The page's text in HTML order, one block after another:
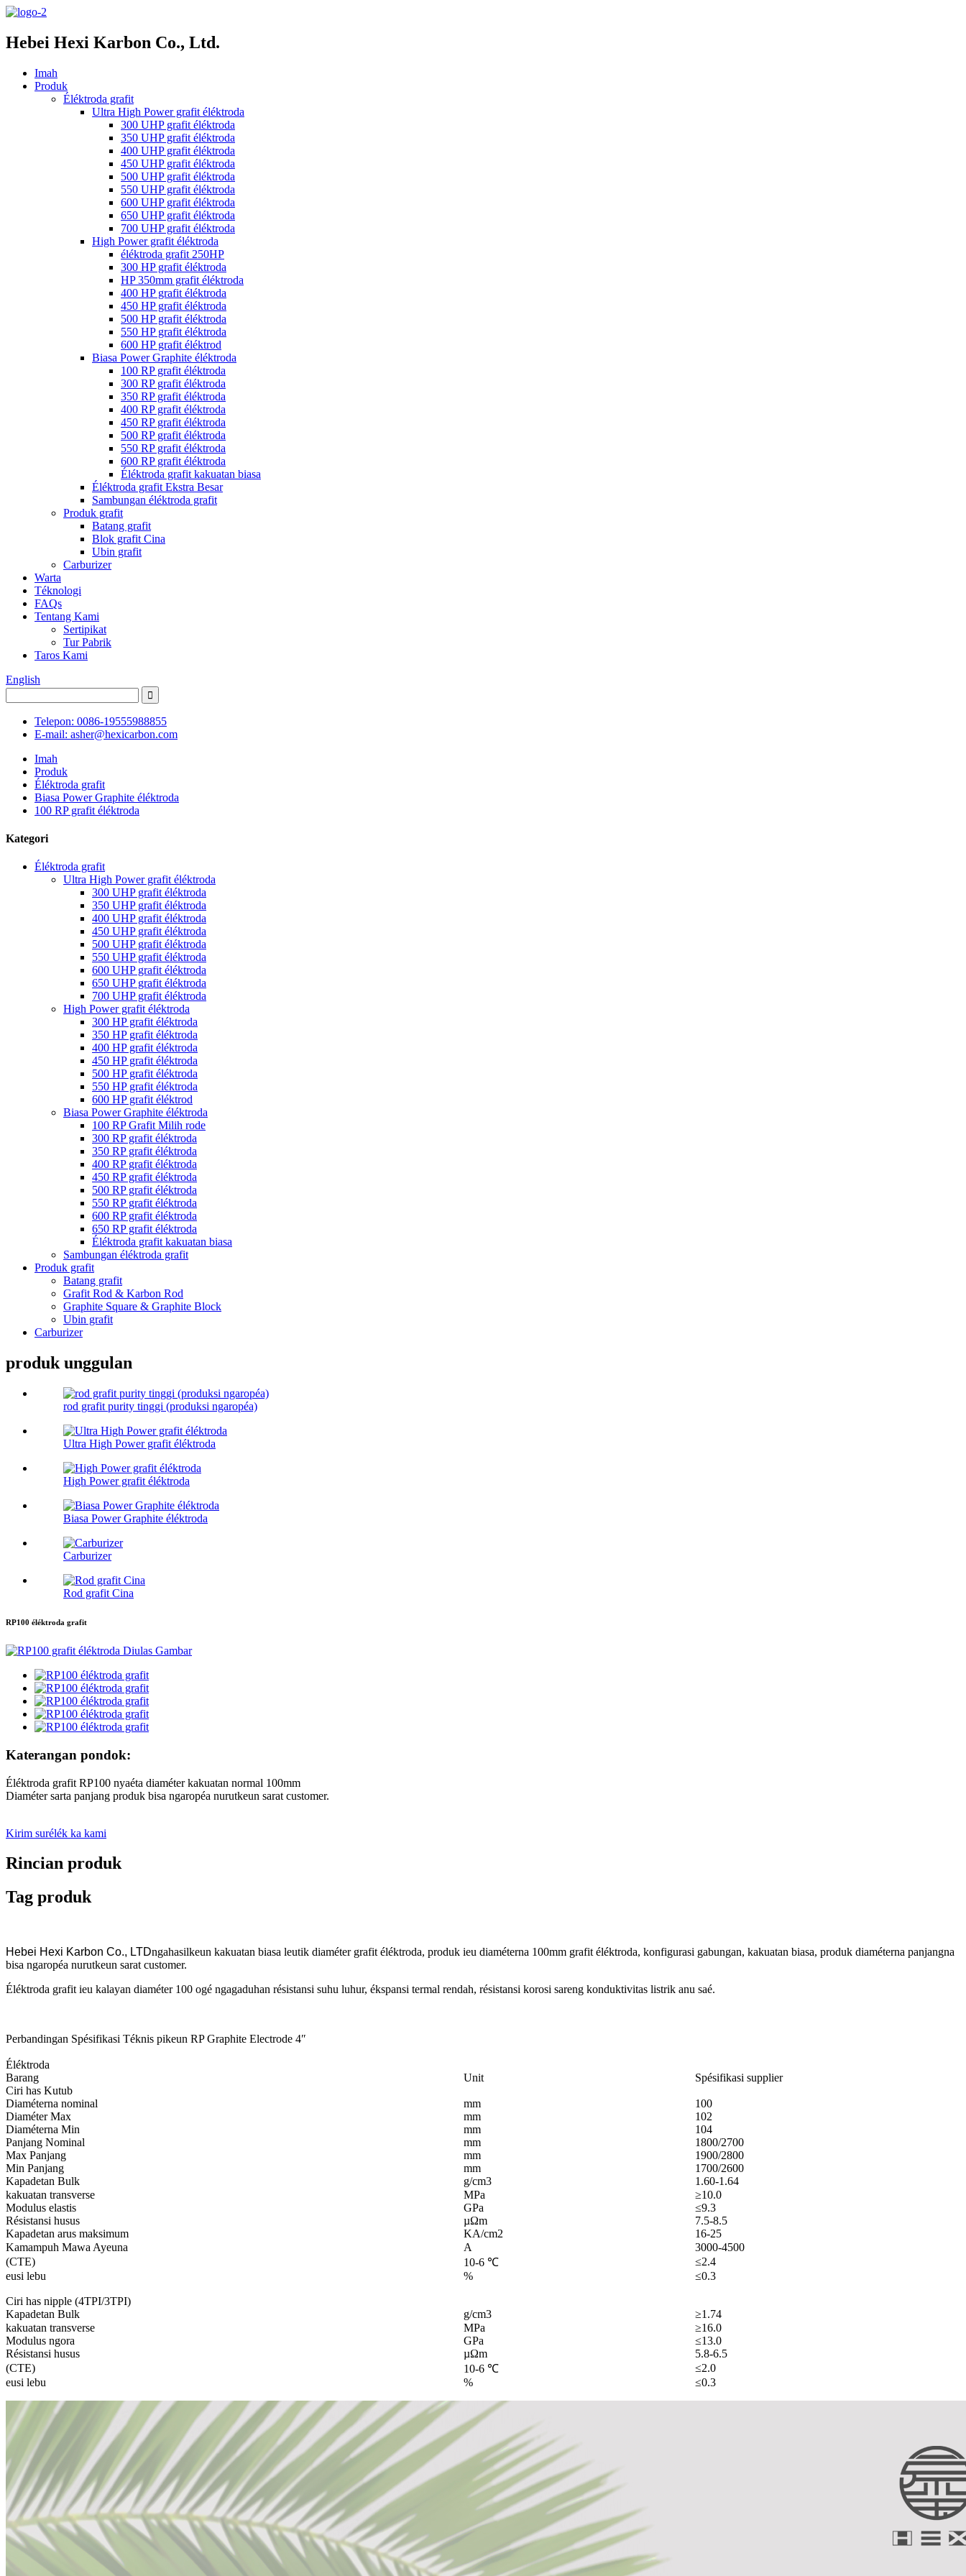
Hebei Hexi Karbon Co., Ltd.
Imah
Produk
Éléktroda grafit
Ultra High Power grafit éléktroda
300 UHP grafit éléktroda
350 UHP grafit éléktroda
400 UHP grafit éléktroda
450 UHP grafit éléktroda
500 UHP grafit éléktroda
550 UHP grafit éléktroda
600 UHP grafit éléktroda
650 UHP grafit éléktroda
700 UHP grafit éléktroda
High Power grafit éléktroda
éléktroda grafit 250HP
300 HP grafit éléktroda
HP 350mm grafit éléktroda
400 HP grafit éléktroda
450 HP grafit éléktroda
500 HP grafit éléktroda
550 HP grafit éléktroda
600 HP grafit éléktrod
Biasa Power Graphite éléktroda
100 RP grafit éléktroda
300 RP grafit éléktroda
350 RP grafit éléktroda
400 RP grafit éléktroda
450 RP grafit éléktroda
500 RP grafit éléktroda
550 RP grafit éléktroda
600 RP grafit éléktroda
Éléktroda grafit kakuatan biasa
Éléktroda grafit Ekstra Besar
Sambungan éléktroda grafit
Produk grafit
Batang grafit
Blok grafit Cina
Ubin grafit
Carburizer
Warta
Téknologi
FAQs
Tentang Kami
Sertipikat
Tur Pabrik
Taros Kami
English
Telepon: 0086-19555988855
E-mail: asher@hexicarbon.com
Imah
Produk
Éléktroda grafit
Biasa Power Graphite éléktroda
100 RP grafit éléktroda
Kategori
Éléktroda grafit
Ultra High Power grafit éléktroda
300 UHP grafit éléktroda
350 UHP grafit éléktroda
400 UHP grafit éléktroda
450 UHP grafit éléktroda
500 UHP grafit éléktroda
550 UHP grafit éléktroda
600 UHP grafit éléktroda
650 UHP grafit éléktroda
700 UHP grafit éléktroda
High Power grafit éléktroda
300 HP grafit éléktroda
350 HP grafit éléktroda
400 HP grafit éléktroda
450 HP grafit éléktroda
500 HP grafit éléktroda
550 HP grafit éléktroda
600 HP grafit éléktrod
Biasa Power Graphite éléktroda
100 RP Grafit Milih rode
300 RP grafit éléktroda
350 RP grafit éléktroda
400 RP grafit éléktroda
450 RP grafit éléktroda
500 RP grafit éléktroda
550 RP grafit éléktroda
600 RP grafit éléktroda
650 RP grafit éléktroda
Éléktroda grafit kakuatan biasa
Sambungan éléktroda grafit
Produk grafit
Batang grafit
Grafit Rod & Karbon Rod
Graphite Square & Graphite Block
Ubin grafit
Carburizer
produk unggulan
rod grafit purity tinggi (produksi ngaropéa)
Ultra High Power grafit éléktroda
High Power grafit éléktroda
Biasa Power Graphite éléktroda
Carburizer
Rod grafit Cina
RP100 éléktroda grafit
Katerangan pondok:
Éléktroda grafit RP100 nyaéta diaméter kakuatan normal 100mm
Diaméter sarta panjang produk bisa ngaropéa nurutkeun sarat customer.
Kirim surélék ka kami
Rincian produk
Tag produk
Hebei Hexi Karbon Co., LTDngahasilkeun kakuatan biasa leutik diaméter grafit éléktroda, produk ieu diaméterna 100mm grafit éléktroda, konfigurasi gabungan, kakuatan biasa, produk diaméterna panjangna
bisa ngaropéa nurutkeun sarat customer.
Éléktroda grafit ieu kalayan diaméter 100 ogé ngagaduhan résistansi suhu luhur, ékspansi termal rendah, résistansi korosi sareng konduktivitas listrik anu saé.
Perbandingan Spésifikasi Téknis pikeun RP Graphite Electrode 4″
Éléktroda
Barang
Unit
Spésifikasi supplier
Ciri has Kutub
Diaméterna nominal
mm
100
Diaméter Max
mm
102
Diaméterna Min
mm
104
Panjang Nominal
mm
1800/2700
Max Panjang
mm
1900/2800
Min Panjang
mm
1700/2600
Kapadetan Bulk
g/cm3
1.60-1.64
kakuatan transverse
MPa
≥10.0
Modulus elastis
GPa
≤9.3
Résistansi husus
µΩm
7.5-8.5
Kapadetan arus maksimum
KA/cm2
16-25
Kamampuh Mawa Ayeuna
A
3000-4500
(CTE)
10-6 ℃
≤2.4
eusi lebu
% ≤0.3
Ciri has nipple (4TPI/3TPI)
Kapadetan Bulk
g/cm3
≥1.74
kakuatan transverse
MPa
≥16.0
Modulus ngora
GPa
≤13.0
Résistansi husus
µΩm
5.8-6.5
(CTE)
10-6 ℃
≤2.0
eusi lebu
% ≤0.3